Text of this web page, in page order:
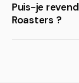
Puis-je
Roasters ?